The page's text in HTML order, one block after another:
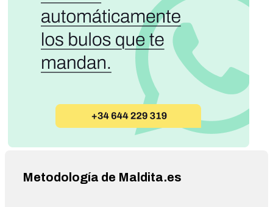
Metodología de Maldita.es